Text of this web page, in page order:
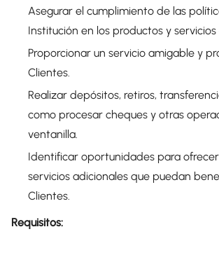
Asegurar el cumplimiento de las
Institución en los productos y servicios
Proporcionar un servicio amigable y
Clientes.
Realizar depósitos, retiros,
como procesar cheques y otras
ventanilla.
Identificar oportunidades para
servicios adicionales que puedan
Clientes.
Requisitos: